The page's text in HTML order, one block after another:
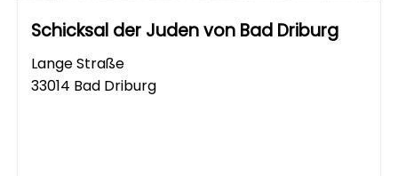
Schicksal der Juden von Bad Driburg
Lange Straße
33014 Bad Driburg